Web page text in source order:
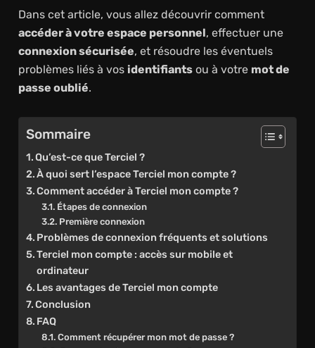
Dans cet article, vous allez découvrir comment
accéder à votre espace personnel, effectuer une
connexion sécurisée, et résoudre les éventuels
problèmes liés à vos identifiantsou à votre mot de
passe oublié.
Sommaire
Qu’est-ce que Terciel ?
À quoi sert l’espace Terciel mon compte ?
Comment accéder à Terciel mon compte ?
Étapes de connexion
Première connexion
Problèmes de connexion fréquents et solutions
Terciel mon compte : accès sur mobile et
ordinateur
Les avantages de Terciel mon compte
Conclusion
FAQ
Comment récupérer mon mot de passe ?